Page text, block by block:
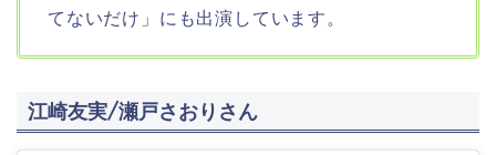
てないだけ 」にも出演しています。
江崎友実/瀬戸さおりさん